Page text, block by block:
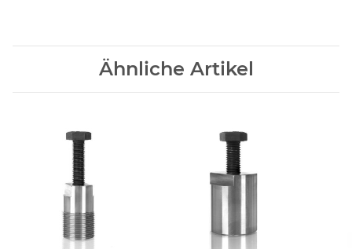
Ähnliche Artikel